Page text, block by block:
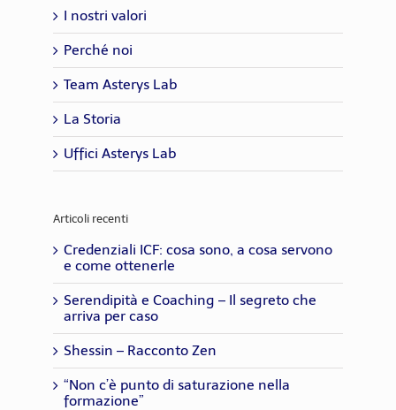
I nostri valori
Perché noi
Team Asterys Lab
La Storia
Uffici Asterys Lab
Articoli recenti
Credenziali ICF: cosa sono, a cosa servono
e come ottenerle
Serendipità e Coaching – Il segreto che
arriva per caso
Shessin – Racconto Zen
“Non c’è punto di saturazione nella
formazione”